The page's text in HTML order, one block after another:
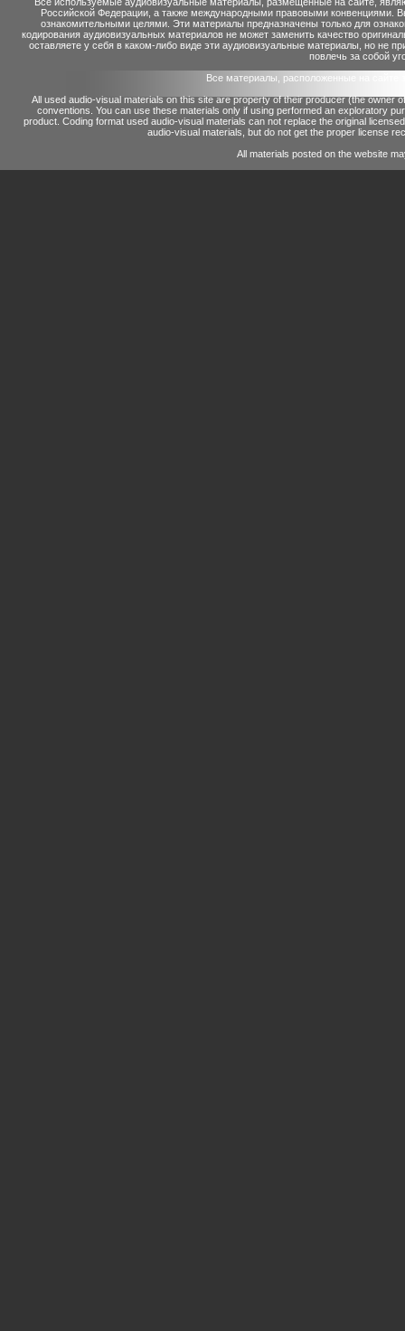
Российской Федерации, а также международными правовыми конвенциями.
ознакомительными целями. Эти материалы предназначены только для
кодирования аудиовизуальных материалов не может заменить качество
оставляете у себя в каком-либо виде эти аудиовизуальные материалы, но не
повлечь за собой
Все материалы, расположенные на сайте
All used audio-visual materials on this site are property of their producer (the owner
conventions. You can use these materials only if using performed an exploratory
product. Coding format used audio-visual materials can not replace the original
audio-visual materials, but do not get the proper license
All materials posted on the website